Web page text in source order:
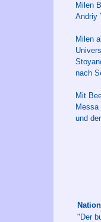
Milen
Andriy
Milen
nach
Mit
und
"Der